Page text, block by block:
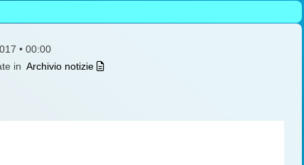
• 00:00
in Archivio notizie